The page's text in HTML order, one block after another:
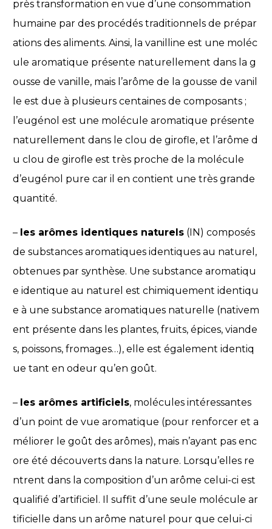
près transformation en vue d’une consommation
humaine par des procédés traditionnels de prépar
ations des aliments. Ainsi, la vanilline est une moléc
ule aromatique présente naturellement dans la g
ousse de vanille, mais l’arôme de la gousse de vanil
le est due à plusieurs centaines de composants ;
l’eugénol est une molécule aromatique présente
naturellement dans le clou de girofle, et l’arôme d
u clou de girofle est très proche de la molécule
d’eugénol pure car il en contient une très grande
quantité.
– les arômes identiques naturels(IN) composés
de substances aromatiques identiques au naturel,
obtenues par synthèse. Une substance aromatiqu
e identique au naturel est chimiquement identiqu
e à une substance aromatiques naturelle (nativem
ent présente dans les plantes, fruits, épices, viande
s, poissons, fromages…), elle est également identiq
ue tant en odeur qu’en goût.
– les arômes artificiels, molécules intéressantes
d’un point de vue aromatique (pour renforcer et a
méliorer le goût des arômes), mais n’ayant pas enc
ore été découverts dans la nature. Lorsqu’elles re
ntrent dans la composition d’un arôme celui-ci est
qualifié d’artificiel. Il suffit d’une seule molécule ar
tificielle dans un arôme naturel pour que celui-ci